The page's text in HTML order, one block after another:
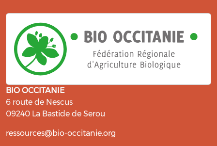
BIO OCCITANIE
6 route de Nescus
09240 La Bastide de Serou
ressources@bio-occitanie.org